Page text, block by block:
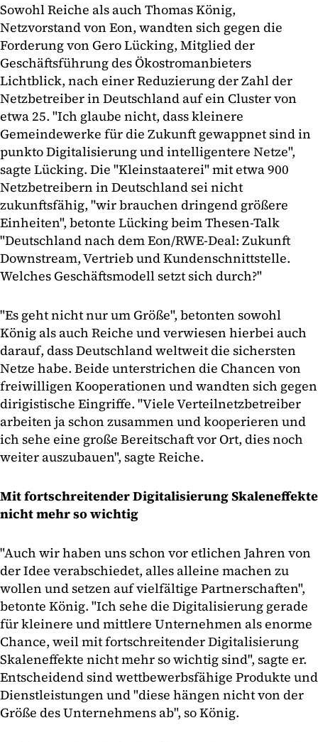
Sowohl Reiche als auch Thomas König,
Netzvorstand von Eon, wandten sich gegen die
Forderung von Gero Lücking, Mitglied der
Geschäftsführung des Ökostromanbieters
Lichtblick, nach einer Reduzierung der Zahl der
Netzbetreiber in Deutschland auf ein Cluster von
etwa 25. "Ich glaube nicht, dass kleinere
Gemeindewerke für die Zukunft gewappnet sind in
punkto Digitalisierung und intelligentere Netze",
sagte Lücking. Die "Kleinstaaterei" mit etwa 900
Netzbetreibern in Deutschland sei nicht
zukunftsfähig, "wir brauchen dringend größere
Einheiten", betonte Lücking beim Thesen-Talk
"Deutschland nach dem Eon/RWE-Deal: Zukunft
Downstream, Vertrieb und Kundenschnittstelle.
Welches Geschäftsmodell setzt sich durch?"
"Es geht nicht nur um Größe", betonten sowohl
König als auch Reiche und verwiesen hierbei auch
darauf, dass Deutschland weltweit die sichersten
Netze habe. Beide unterstrichen die Chancen von
freiwilligen Kooperationen und wandten sich gegen
dirigistische Eingriffe. "Viele Verteilnetzbetreiber
arbeiten ja schon zusammen und kooperieren und
ich sehe eine große Bereitschaft vor Ort, dies noch
weiter auszubauen", sagte Reiche.
Mit fortschreitender Digitalisierung Skaleneffekte
nicht mehr so wichtig
"Auch wir haben uns schon vor etlichen Jahren von
der Idee verabschiedet, alles alleine machen zu
wollen und setzen auf vielfältige Partnerschaften",
betonte König. "Ich sehe die Digitalisierung gerade
für kleinere und mittlere Unternehmen als enorme
Chance, weil mit fortschreitender Digitalisierung
Skaleneffekte nicht mehr so wichtig sind", sagte er.
Entscheidend sind wettbewerbsfähige Produkte und
Dienstleistungen und "diese hängen nicht von der
Größe des Unternehmens ab", so König.